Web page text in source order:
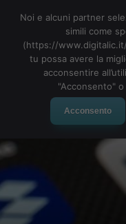
Noi e alcuni partner
simili come
(https://
tu possa avere la
acconsentire
"Acconsento"
Acconsento